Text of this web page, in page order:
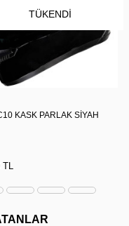
TÜKENDI
KASK PARLAK SİYAH
TL